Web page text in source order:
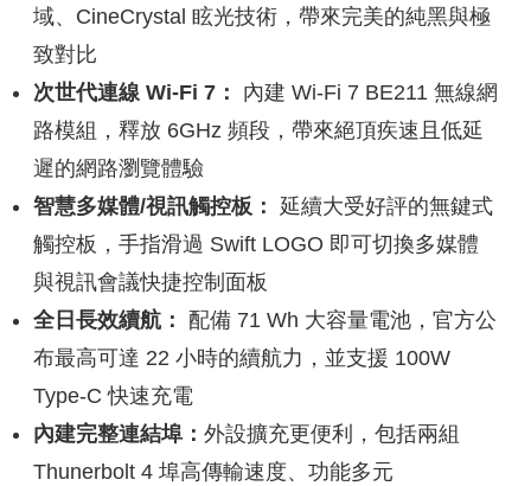
域、CineCrystal 眩光技術，帶來完美的純黑與極
致對比
次世代連線 Wi-Fi 7 ：
內建 Wi-Fi 7 BE211 無線網
路模組，釋放 6GHz 頻段，帶來絕頂疾速且低延
遲的網路瀏覽體驗
智慧多媒體/視訊觸控板：
延續大受好評的無鍵式
觸控板，手指滑過 Swift LOGO 即可切換多媒體
與視訊會議快捷控制面板
全日長效續航：
配備 71 Wh 大容量電池，官方公
布最高可達 22 小時的續航力，並支援 100W
Type-C 快速充電
內建完整連結埠： 外設擴充更便利，包括兩組
Thunerbolt 4 埠高傳輸速度、功能多元